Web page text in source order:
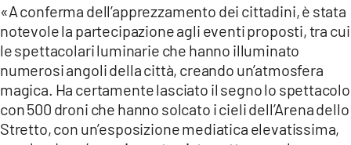
«A conferma dell’apprezzamento dei cittadini, è stata
notevole la partecipazione agli eventi proposti, tra cui
le spettacolari luminarie che hanno illuminato
numerosi angoli della città, creando un’atmosfera
magica. Ha certamente lasciato il segno lo spettacolo
con 500 droni che hanno solcato i cieli dell’Arena dello
Stretto, con un’esposizione mediatica elevatissima,